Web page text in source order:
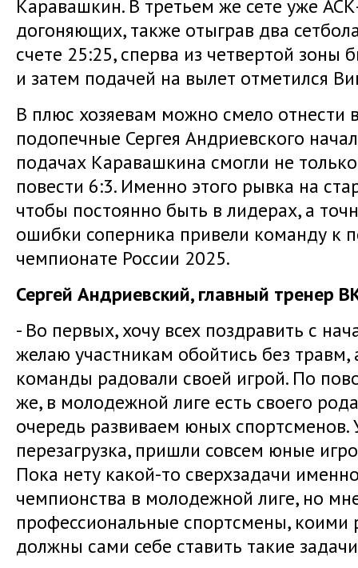
Каравашкин. В третьем же сете уже
догоняющих, также отыграв два
счете 25:25, сперва из четвертой
и затем подачей на вылет отметился
В плюс хозяевам можно смело отнести
подопечные Сергея Андриевского
подачах Каравашкина смогли не
повести 6:3. Именно этого рывка на
чтобы постоянно быть в лидерах, а
ошибки соперника привели команду к
чемпионате России 2025.
Сергей Андриевский, главный тренер
- Во первых, хочу всех поздравить с
желаю участникам обойтись без
команды радовали своей игрой. По
же, в молодежной лиге есть своего
очередь развиваем юных спортсменов.
перезагрузка, пришли совсем юные
Пока нету какой-то сверхзадачи
чемпионства в молодежной лиге, но
профессиональные спортсмены, коими
должны сами себе ставить такие